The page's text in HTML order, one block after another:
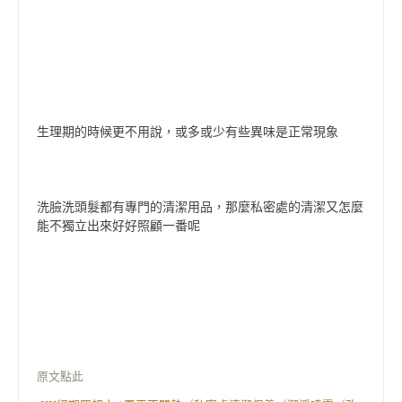
生理期的時候更不用說，或多或少有些異味是正常現象
洗臉洗頭髮都有專門的清潔用品，那麼私密處的清潔又怎麼
能不獨立出來好好照顧一番呢
原文點此